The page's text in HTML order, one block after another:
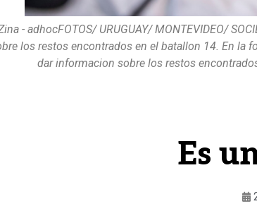
- adhocFOTOS/ URUGUAY/ MONTEVIDEO/
los restos encontrados en el batallon 14. En la
dar informacion sobre los restos
Es